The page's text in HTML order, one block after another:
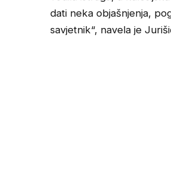
dati neka objašnjenja,
savjetnik“, navela je